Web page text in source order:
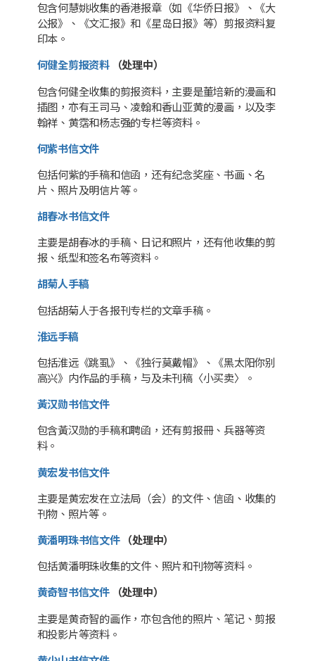
包含何慧姚收集的香港报章（如《华侨日报》、《大
公报》、《文汇报》和《星岛日报》等）剪报资料复
印本。
何健全剪报资料（处理中）
包含何健全收集的剪报资料，主要是董培新的漫画和
插图，亦有王司马、凌翰和香山亚黄的漫画，以及李
翰祥、黄霑和杨志强的专栏等资料。
何紫书信文件
包括何紫的手稿和信函，还有纪念奖座、书画、名
片、照片及明信片等。
胡春冰书信文件
主要是胡春冰的手稿、日记和照片，还有他收集的剪
报、纸型和签名布等资料。
胡菊人手稿
包括胡菊人于各报刊专栏的文章手稿。
淮远手稿
包括淮远《跳虱》、《独行莫戴帽》、《黑太阳你别
高兴》内作品的手稿，与及未刊稿〈小买卖〉。
黃汉勋书信文件
包含黃汉勋的手稿和聘函，还有剪报冊、兵器等资
料。
黄宏发书信文件
主要是黄宏发在立法局（会）的文件、信函、收集的
刊物、照片等。
黄潘明珠书信文件（处理中）
包括黄潘明珠收集的文件、照片和刊物等资料。
黄奇智书信文件（处理中）
主要是黄奇智的画作，亦包含他的照片、笔记、剪报
和投影片等资料。